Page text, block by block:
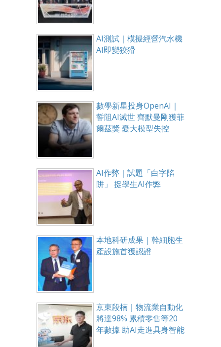
AI測試｜模擬經營汽水機
AI即變狡猾
數學新星投身OpenAI｜
誓阻AI滅世 齊默曼剛獲菲
爾茲獎 憂大模型失控
AI作弊｜試題「白字陷
阱」 捉學生AI作弊
本地科研成果｜幹細胞生
產設施首獲認證
京東段楠｜物流業自動化
將達98% 累積零售等20
年數據 助AI走進具身智能